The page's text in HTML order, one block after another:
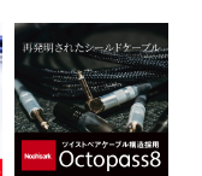
アコギ/エレアコ
ウクレレ